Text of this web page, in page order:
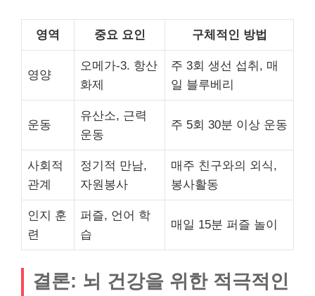
영역 중요 요인 구체적인 방법
영양
오메가-3. 항산
화제
주 3회 생선 섭취, 매
일 블루베리
운동
유산소, 근력
운동
주 5회 30분 이상 운동
사회적
관계
정기적 만남,
자원봉사
매주 친구와의 외식,
봉사활동
인지 훈
련
퍼즐, 언어 학
습
매일 15분 퍼즐 놀이
결론: 뇌 건강을 위한 적극적인